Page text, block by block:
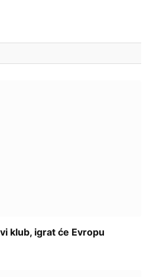
klub, igrat će Evropu